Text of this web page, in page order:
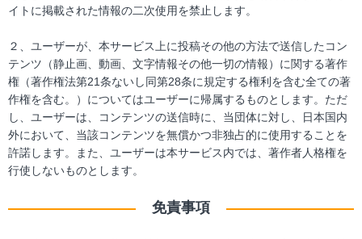
イトに掲載された情報の二次使用を禁止します。
２、ユーザーが、本サービス上に投稿その他の方法で送信したコン
テンツ（静止画、動画、文字情報その他一切の情報）に関する著作
権（著作権法第21条ないし同第28条に規定する権利を含む全ての著
作権を含む。）についてはユーザーに帰属するものとします。ただ
し、ユーザーは、コンテンツの送信時に、当団体に対し、日本国内
外において、当該コンテンツを無償かつ非独占的に使用することを
許諾します。また、ユーザーは本サービス内では、著作者人格権を
行使しないものとします。
免責事項